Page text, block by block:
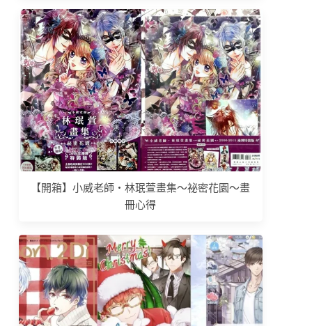
【開箱】小威老師‧林珉萱畫集～祕密花園～畫
冊心得